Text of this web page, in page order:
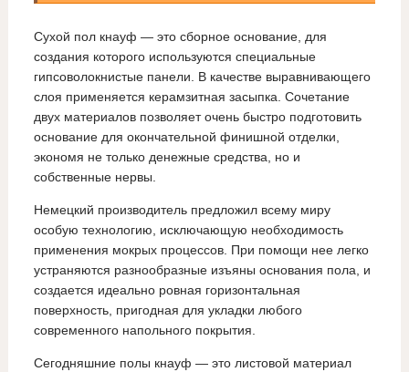
Сухой пол кнауф — это сборное основание, для
создания которого используются специальные
гипсоволокнистые панели. В качестве выравнивающего
слоя применяется керамзитная засыпка. Сочетание
двух материалов позволяет очень быстро подготовить
основание для окончательной финишной отделки,
экономя не только денежные средства, но и
собственные нервы.
Немецкий производитель предложил всему миру
особую технологию, исключающую необходимость
применения мокрых процессов. При помощи нее легко
устраняются разнообразные изъяны основания пола, и
создается идеально ровная горизонтальная
поверхность, пригодная для укладки любого
современного напольного покрытия.
Сегодняшние полы кнауф — это листовой материал